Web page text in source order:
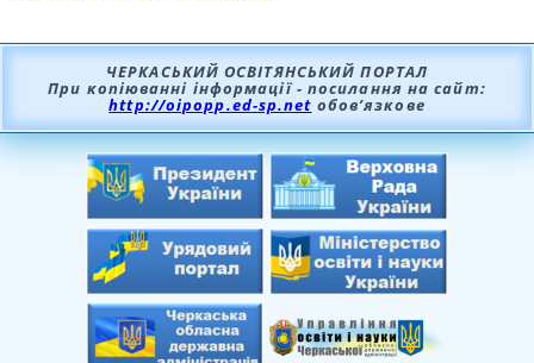
ЧЕРКАСЬКИЙ ОСВІТЯНСЬКИЙ ПОРТАЛ
При копіюванні інформації - посилання на сайт:
http://oipopp.ed-sp.net обов’язкове